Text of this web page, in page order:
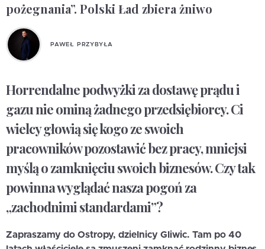
pożegnania”. Polski Ład zbiera żniwo
PAWEŁ PRZYBYŁA
Horrendalne podwyżki za dostawę prądu i
gazu nie ominą żadnego przedsiębiorcy. Ci
wielcy głowią się kogo ze swoich
pracowników pozostawić bez pracy, mniejsi
myślą o zamknięciu swoich biznesów. Czy tak
powinna wyglądać nasza pogoń za
„zachodnimi standardami”?
Zapraszamy do Ostropy, dzielnicy Gliwic. Tam po 40